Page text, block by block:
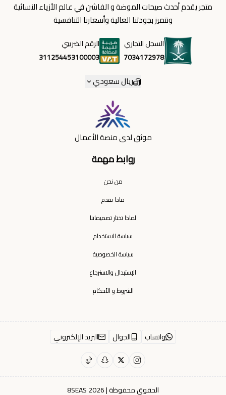
روابط مهمة
من نحن
ماذا نقدم
لماذا تختار تصميماتنا
سياسة الاستخدام
سياسة الخصوصية
الإستبدال والاسترجاع
الشروط و الأحكام
متجر يقدم أحدث صيحات الموضة و الفاشن في عالم الأزياء النسائية
ونتميز بجودتنا العالية وأسعارنا التنافسية
السجل التجاري
7034172978
الرقم الضريبي
311254453100003
ريال سعودي
موثق لدى منصة الأعمال
واتساب الجوال البريد الإلكتروني
الحقوق محفوظة | 2026 8SEAS